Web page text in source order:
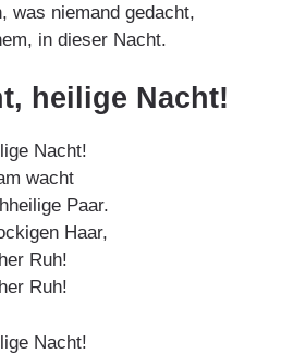
was niemand gedacht,
in dieser Nacht.
heilige Nacht!
Nacht!
wacht
Paar.
Haar,
Ruh!
Ruh!
Nacht!